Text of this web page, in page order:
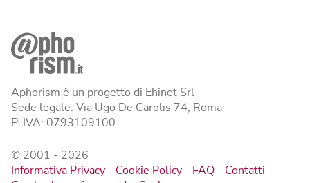
Aphorism è un progetto di Ehinet Srl
Sede legale: Via Ugo De Carolis 74, Roma
P. IVA: 0793109100
© 2001 - 2026
Informativa Privacy - Cookie Policy - FAQ - Contatti -